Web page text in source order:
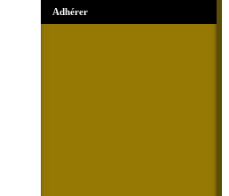
Adhérer